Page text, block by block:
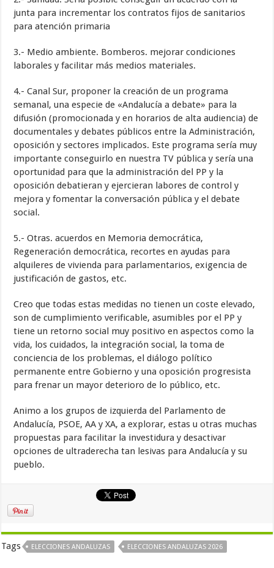
junta para incrementar los contratos fijos de sanitarios
para atención primaria
3.- Medio ambiente. Bomberos. mejorar condiciones
laborales y facilitar más medios materiales.
4.- Canal Sur, proponer la creación de un programa
semanal, una especie de «Andalucía a debate» para la
difusión (promocionada y en horarios de alta audiencia) de
documentales y debates públicos entre la Administración,
oposición y sectores implicados. Este programa sería muy
importante conseguirlo en nuestra TV pública y sería una
oportunidad para que la administración del PP y la
oposición debatieran y ejercieran labores de control y
mejora y fomentar la conversación pública y el debate
social.
5.- Otras. acuerdos en Memoria democrática,
Regeneración democrática, recortes en ayudas para
alquileres de vivienda para parlamentarios, exigencia de
justificación de gastos, etc.
Creo que todas estas medidas no tienen un coste elevado,
son de cumplimiento verificable, asumibles por el PP y
tiene un retorno social muy positivo en aspectos como la
vida, los cuidados, la integración social, la toma de
conciencia de los problemas, el diálogo político
permanente entre Gobierno y una oposición progresista
para frenar un mayor deterioro de lo público, etc.
Animo a los grupos de izquierda del Parlamento de
Andalucía, PSOE, AA y XA, a explorar, estas u otras muchas
propuestas para facilitar la investidura y desactivar
opciones de ultraderecha tan lesivas para Andalucía y su
pueblo.
Tags ELECCIONES ANDALUZAS ELECCIONES ANDALUZAS 2026